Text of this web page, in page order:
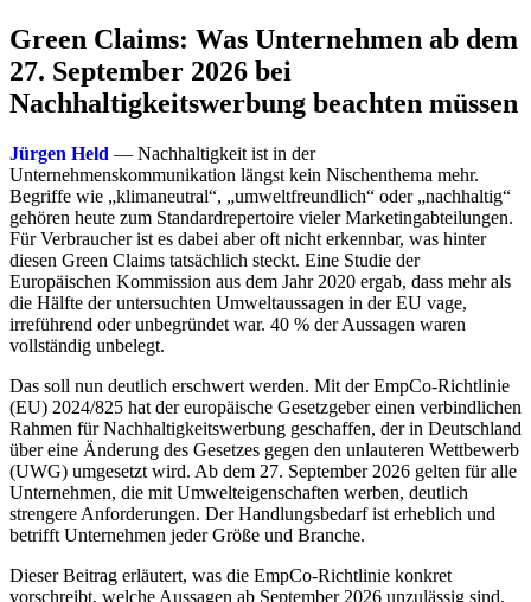
Green Claims: Was Unternehmen ab dem
27. September 2026 bei
Nachhaltigkeitswerbung beachten müssen
Jürgen Held — Nachhaltigkeit ist in der
Unternehmenskommunikation längst kein Nischenthema mehr.
Begriffe wie „klimaneutral“, „umweltfreundlich“ oder „nachhaltig“
gehören heute zum Standardrepertoire vieler Marketingabteilungen.
Für Verbraucher ist es dabei aber oft nicht erkennbar, was hinter
diesen Green Claims tatsächlich steckt. Eine Studie der
Europäischen Kommission aus dem Jahr 2020 ergab, dass mehr als
die Hälfte der untersuchten Umweltaussagen in der EU vage,
irreführend oder unbegründet war. 40 % der Aussagen waren
vollständig unbelegt.
Das soll nun deutlich erschwert werden. Mit der EmpCo-Richtlinie
(EU) 2024/825 hat der europäische Gesetzgeber einen verbindlichen
Rahmen für Nachhaltigkeitswerbung geschaffen, der in Deutschland
über eine Änderung des Gesetzes gegen den unlauteren Wettbewerb
(UWG) umgesetzt wird. Ab dem 27. September 2026 gelten für alle
Unternehmen, die mit Umwelteigenschaften werben, deutlich
strengere Anforderungen. Der Handlungsbedarf ist erheblich und
betrifft Unternehmen jeder Größe und Branche.
Dieser Beitrag erläutert, was die EmpCo-Richtlinie konkret
vorschreibt, welche Aussagen ab September 2026 unzulässig sind,